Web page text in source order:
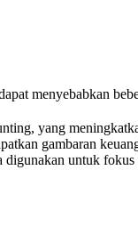
menyebabkan
yang
gambaran
digunakan untuk fokus